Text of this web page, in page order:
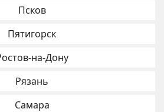
Псков
Пятигорск
на-Дону
Рязань
Самара